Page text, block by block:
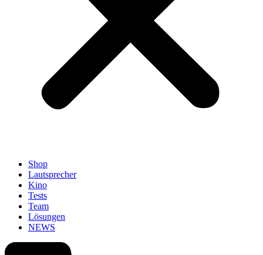
Shop
Lautsprecher
Kino
Tests
Team
Lösungen
NEWS